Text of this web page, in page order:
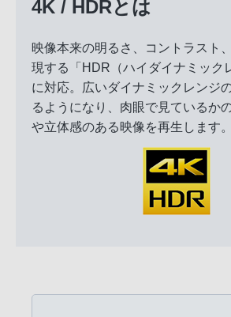
4K / HDRとは
映像本来の明るさ、コントラスト
現する「HDR（ハイダイナミック
に対応。広いダイナミックレンジ
るようになり、肉眼で見ているか
や立体感のある映像を再生します。